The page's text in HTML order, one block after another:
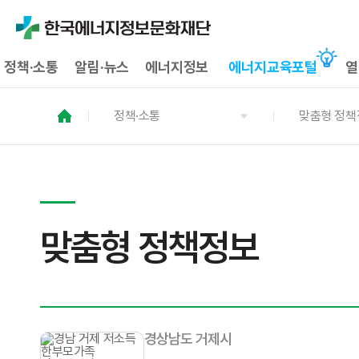
정책·소통 알림·뉴스 에너지정보 에너지교육포털
정책·소통 맞춤형 정책
맞춤형 정책정보
경상남도 거제시